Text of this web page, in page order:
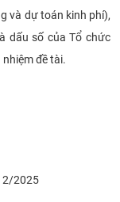
và dự toán kinh phí),
dấu số của Tổ chức
đề tài.
2025